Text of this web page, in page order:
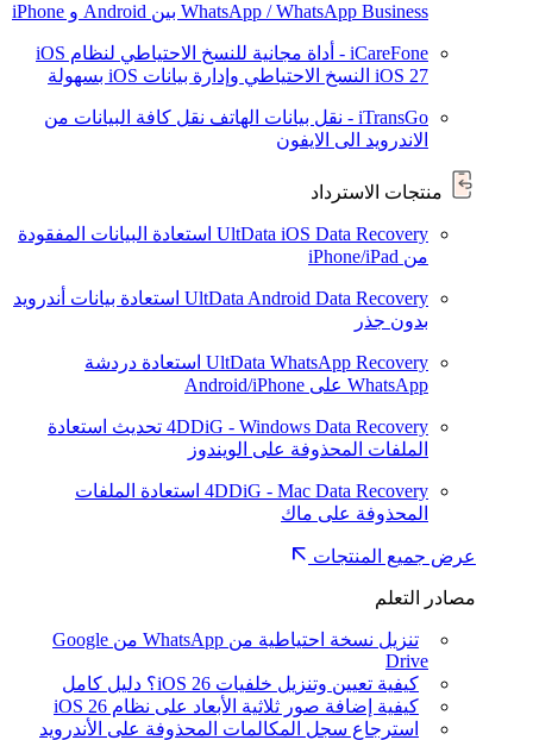
WhatsApp / WhatsApp Business بين Android و iPhone
iCareFone - أداة مجانية للنسخ الاحتياطي لنظام iOS
iOS 27 النسخ الاحتياطي وإدارة بيانات iOS بسهولة
iTransGo - نقل بيانات الهاتف
نقل كافة البيانات من
الاندرويد الى الايفون
منتجات الاسترداد
UltData iOS Data Recovery استعادة البيانات المفقودة
من iPhone/iPad
UltData Android Data Recovery استعادة بيانات أندرويد
بدون جذر
UltData WhatsApp Recovery استعادة دردشة
WhatsApp على Android/iPhone
4DDiG - Windows Data Recovery تحديث استعادة
الملفات المحذوفة على الويندوز
4DDiG - Mac Data Recovery استعادة الملفات
المحذوفة على ماك
عرض جميع المنتجات
مصادر التعلم
تنزيل نسخة احتياطية من WhatsApp من Google
Drive
كيفية تعيين وتنزيل خلفيات iOS 26؟ دليل كامل
كيفية إضافة صور ثلاثية الأبعاد على نظام iOS 26
استرجاع سجل المكالمات المحذوفة على الأندرويد